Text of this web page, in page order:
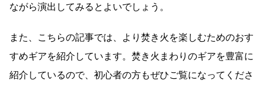
ながら演出してみるとよいでしょう。
また、こちらの記事では、より焚き火を楽しむためのおす
すめギアを紹介しています。焚き火まわりのギアを豊富に
紹介しているので、初心者の方もぜひご覧になってくださ